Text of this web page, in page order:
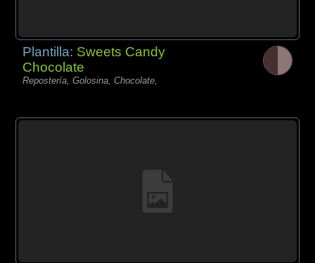
Plantilla: Sweets Candy
Chocolate
Repostería, Golosina, Chocolate,